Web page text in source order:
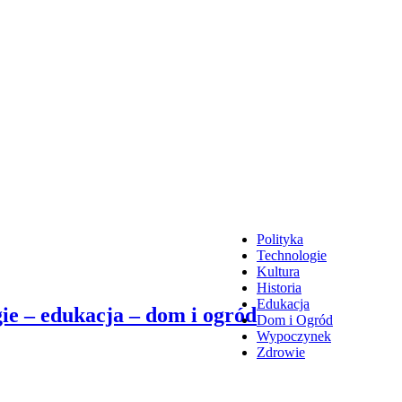
– edukacja – dom i ogród
Polityka
Technologie
Kultura
Historia
Edukacja
Dom i Ogród
Wypoczynek
Zdrowie